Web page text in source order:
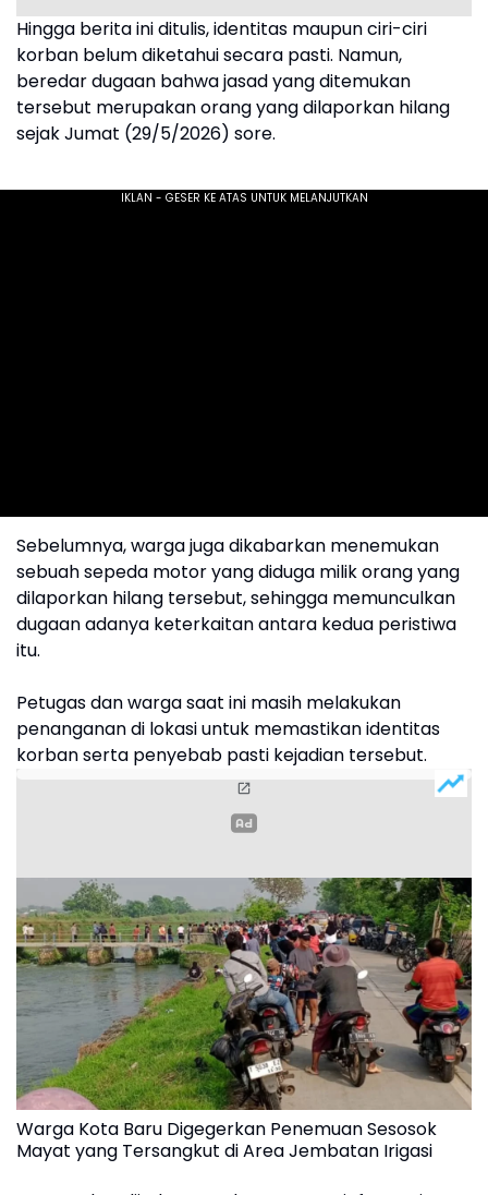
Hingga berita ini ditulis, identitas maupun ciri-ciri
korban belum diketahui secara pasti. Namun,
beredar dugaan bahwa jasad yang ditemukan
tersebut merupakan orang yang dilaporkan hilang
sejak Jumat (29/5/2026) sore.
Sebelumnya, warga juga dikabarkan menemukan
sebuah sepeda motor yang diduga milik orang yang
dilaporkan hilang tersebut, sehingga memunculkan
dugaan adanya keterkaitan antara kedua peristiwa
itu.
Petugas dan warga saat ini masih melakukan
penanganan di lokasi untuk memastikan identitas
korban serta penyebab pasti kejadian tersebut.
Warga Kota Baru Digegerkan Penemuan Sesosok
Mayat yang Tersangkut di Area Jembatan Irigasi